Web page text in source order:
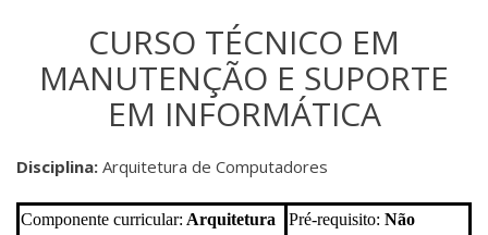
CURSO TÉCNICO EM
MANUTENÇÃO E SUPORTE
EM INFORMÁTICA
Disciplina: Arquitetura de Computadores
Componente curricular: Arquitetura
Pré-requisito: Não